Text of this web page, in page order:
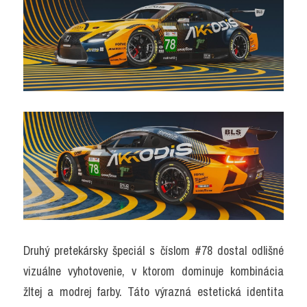
Druhý pretekársky špeciál s číslom #78 dostal odlišné
vizuálne vyhotovenie, v ktorom dominuje kombinácia
žltej a modrej farby. Táto výrazná estetická identita